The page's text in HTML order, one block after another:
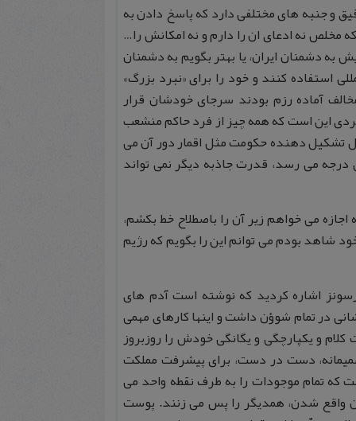
دقیق و جنبه های مختلفی دارد که پاسخ دادن به
مخلص نه ادعای ان را دارم و نه امکانش را…
دشمنان ایران، یا بهتر بگویم به دشمنان
استفاده کنند و خود را برای «نبرد بزرگ»
آماده رزم بودند سرجای خودشان قرار
این است که همه چیز از فرد حاکم منشعب
تشکیل دهنده حکومت مثل اقمار دور آن می
می رسد، قدرت جاذبه دیگر نمی تواند
می خواهم زیر آن را باصطلاح خط بکشم،
شاهد بودم می توانم این را بگویم که رژیم
اشاره کردید که نوشته است آدم های
در تمام شوؤن داشت و اینها کارهای مهمی
و یکپارچگی و یگانگی خودش را روزبروز
دست در دست، برای پیشرفت مملکت
که تمام موجودات را به طرف نقطه واحد می
واقع شدن، همدیگر را پس می زنند. پوست